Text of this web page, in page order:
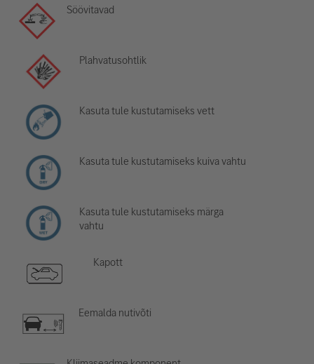
Söövitavad
Plahvatusohtlik
Kasuta tule kustutamiseks vett
Kasuta tule kustutamiseks kuiva vahtu
Kasuta tule kustutamiseks märga
vahtu
Kapott
Eemalda nutivõti